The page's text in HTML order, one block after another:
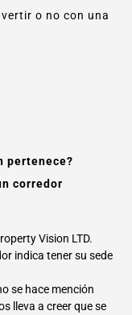
o no con una
pertenece?
corredor
Vision LTD.
indica tener su sede
se hace mención
lleva a creer que se